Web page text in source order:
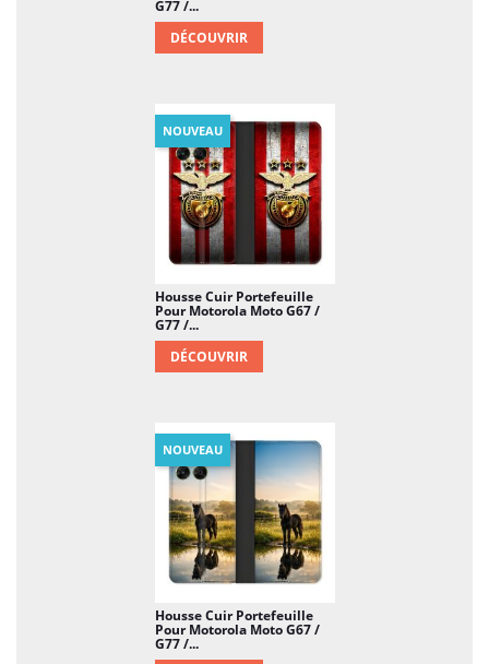
G77 /...
DÉCOUVRIR
Housse Cuir Portefeuille
Pour Motorola Moto G67 /
G77 /...
DÉCOUVRIR
NOUVEAU
Housse Cuir Portefeuille
Pour Motorola Moto G67 /
G77 /...
NOUVEAU